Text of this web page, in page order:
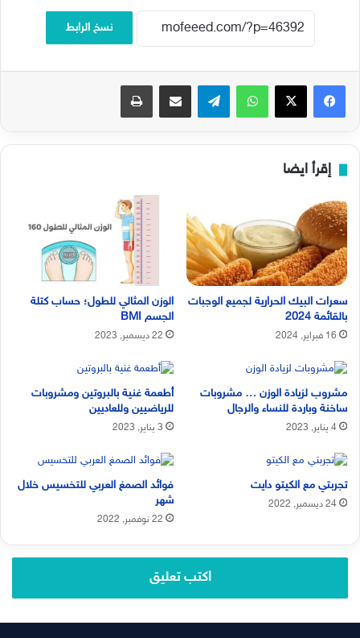
نسخ الرابط
فيسبوك‫X واتساب تيلقرام مشاركة عبر البريد طباعة
إقرأ ايضا
سعرات البيك الحرارية لجميع الوجبات
بالقائمة 2024
16 فبراير, 2024
الوزن المثالي للطول؛ حساب كتلة
الجسم BMI
22 ديسمبر, 2023
مشروب لزيادة الوزن … مشروبات
ساخنة وباردة للنساء والرجال
4 يناير, 2023
أطعمة غنية بالبروتين ومشروبات
للرياضيين وللعاديين
3 يناير, 2023
تجربتي مع الكيتو دايت
24 ديسمبر, 2022
فوائد الصمغ العربي للتخسيس خلال
شهر
22 نوفمبر, 2022
اكتب تعليق